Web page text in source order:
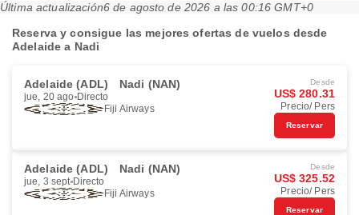
Última actualización6 de agosto de 2026 a las 00:16 GMT+0
Reserva y consigue las mejores ofertas de vuelos desde
Adelaide a Nadi
Adelaide (ADL) Nadi (NAN)
jue, 20 ago Directo
Fiji Airways
Desde
US$ 280.31
Precio/ Pers
Reservar
Adelaide (ADL) Nadi (NAN)
jue, 3 sept Directo
Fiji Airways
Desde
US$ 325.52
Precio/ Pers
Reservar